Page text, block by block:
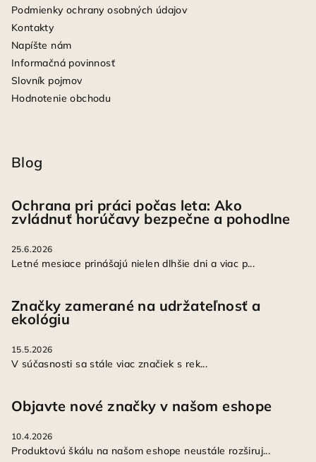
Podmienky ochrany osobných údajov
Kontakty
Napíšte nám
Informačná povinnosť
Slovník pojmov
Hodnotenie obchodu
Blog
Ochrana pri práci počas leta: Ako
zvládnuť horúčavy bezpečne a pohodlne
25.6.2026
Letné mesiace prinášajú nielen dlhšie dni a viac p...
Značky zamerané na udržateľnosť a
ekológiu
15.5.2026
V súčasnosti sa stále viac značiek s rek...
Objavte nové značky v našom eshope
10.4.2026
Produktovú škálu na našom eshope neustále rozširuj...